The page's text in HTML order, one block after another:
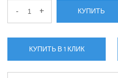
- + КУПИТЬ
КУПИТЬ В 1 КЛИК